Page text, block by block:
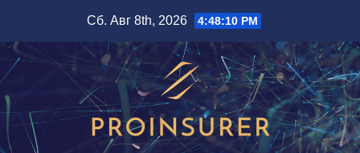
содержимому
Сб. Авг 8th, 2026 4:48:12 PM